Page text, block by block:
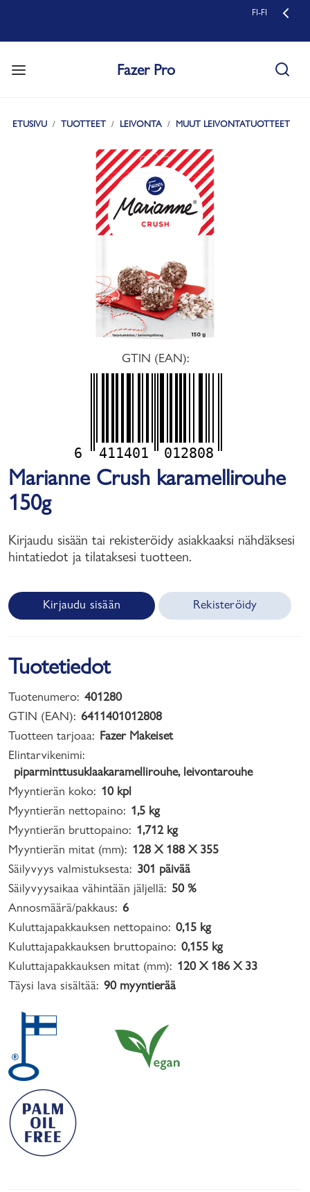
FI-FI
Fazer Pro
ETUSIVU TUOTTEET LEIVONTA MUUT LEIVONTATUOTTEET
GTIN (EAN):
6 411401 012808
Marianne Crush karamellirouhe
150g
Kirjaudu sisään tai rekisteröidy asiakkaaksi nähdäksesi
hintatiedot ja tilataksesi tuotteen.
Kirjaudu sisään Rekisteröidy
Tuotetiedot
Tuotenumero: 401280
GTIN (EAN): 6411401012808
Tuotteen tarjoaa: Fazer Makeiset
Elintarvikenimi:
piparminttusuklaakaramellirouhe, leivontarouhe
Myyntierän koko: 10 kpl
Myyntierän nettopaino: 1,5 kg
Myyntierän bruttopaino: 1,712 kg
Myyntierän mitat (mm): 128 X 188 X 355
Säilyvyys valmistuksesta: 301 päivää
Säilyvyysaikaa vähintään jäljellä: 50 %
Annosmäärä/pakkaus: 6
Kuluttajapakkauksen nettopaino: 0,15 kg
Kuluttajapakkauksen bruttopaino: 0,155 kg
Kuluttajapakkauksen mitat (mm): 120 X 186 X 33
Täysi lava sisältää: 90 myyntierää